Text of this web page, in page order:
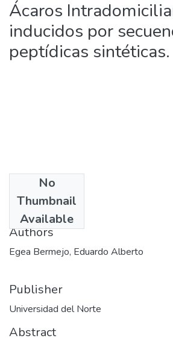
Ácaros
inducidos por
peptídicas sintéticas.
No
Thumbnail
Available
2010-07-19
Authors
Egea Bermejo, Eduardo Alberto
Publisher
Universidad del Norte
Abstract